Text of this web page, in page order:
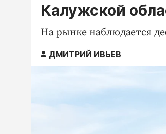
Калужской
На рынке наблюдается
ДМИТРИЙ ИВЬЕВ